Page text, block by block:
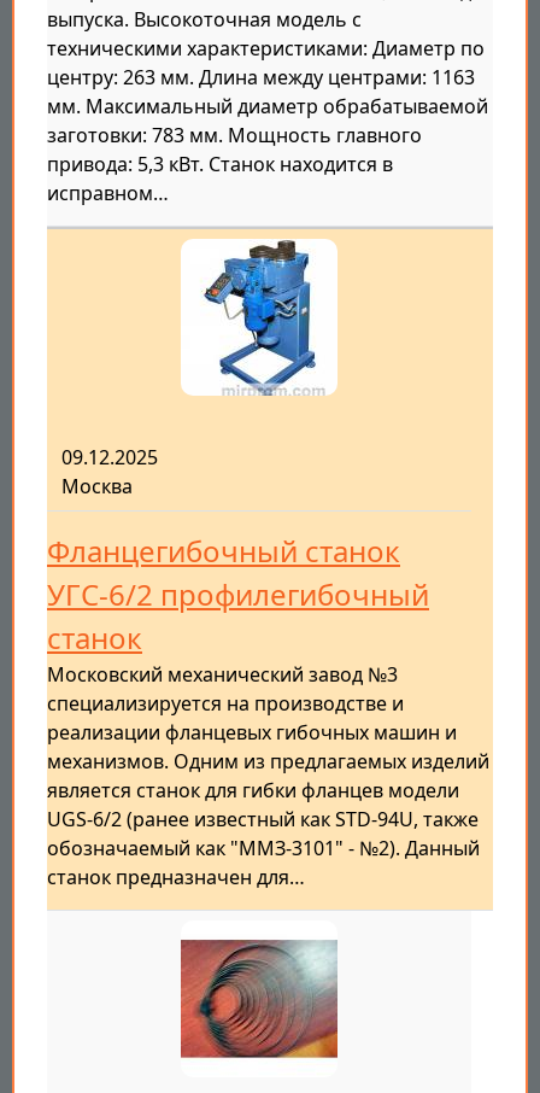
выпуска. Высокоточная модель с
техническими характеристиками: Диаметр по
центру: 263 мм. Длина между центрами: 1163
мм. Максимальный диаметр обрабатываемой
заготовки: 783 мм. Мощность главного
привода: 5,3 кВт. Станок находится в
исправном…
09.12.2025
Москва
Фланцегибочный станок
УГС-6/2 профилегибочный
станок
Московский механический завод №3
специализируется на производстве и
реализации фланцевых гибочных машин и
механизмов. Одним из предлагаемых изделий
является станок для гибки фланцев модели
UGS-6/2 (ранее известный как STD-94U, также
обозначаемый как "ММЗ-3101" - №2). Данный
станок предназначен для…